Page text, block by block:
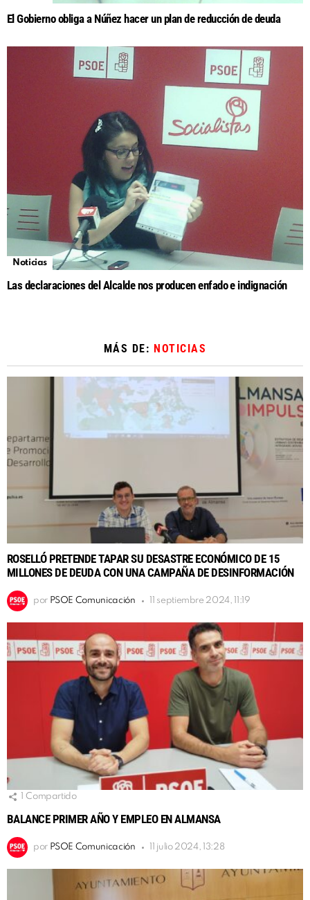
El Gobierno obliga a Núñez hacer un plan de reducción de deuda
Noticias
Las declaraciones del Alcalde nos producen enfado e indignación
MÁS DE: NOTICIAS
ROSELLÓ PRETENDE TAPAR SU DESASTRE ECONÓMICO DE 15
MILLONES DE DEUDA CON UNA CAMPAÑA DE DESINFORMACIÓN
por PSOE Comunicación 11 septiembre 2024, 11:19
Compartido
BALANCE PRIMER AÑO Y EMPLEO EN ALMANSA
por PSOE Comunicación 11 julio 2024, 13:28